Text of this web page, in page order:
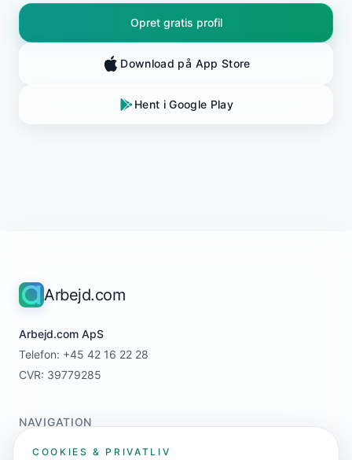
Opret gratis profil
Download på App Store
Hent i Google Play
Arbejd.com
Arbejd.com ApS
Telefon: +45 42 16 22 28
CVR: 39779285
NAVIGATION
Home
COOKIES & PRIVATLIV